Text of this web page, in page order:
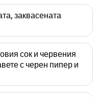
заквасената
сок и червения
с черен пипер и